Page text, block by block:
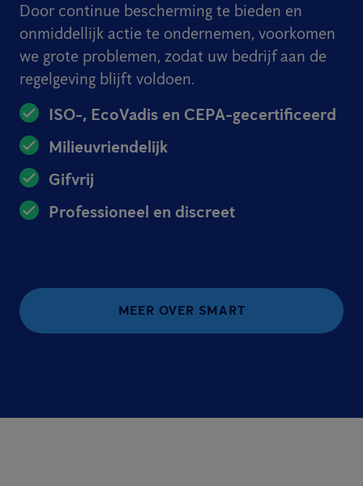
Door continue bescherming te bieden en
onmiddellijk actie te ondernemen, voorkomen
we grote problemen, zodat uw bedrijf aan de
regelgeving blijft voldoen.
ISO-, EcoVadis en CEPA-gecertificeerd
Milieuvriendelijk
Gifvrij
Professioneel en discreet
MEER OVER SMART